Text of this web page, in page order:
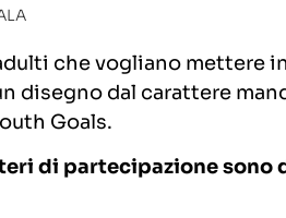
che vogliano mettere
disegno dal carattere
Goals.
di partecipazione sono